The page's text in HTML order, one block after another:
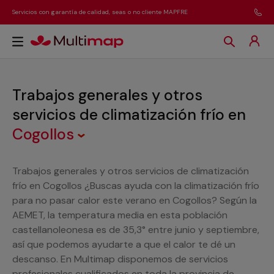
Servicios con garantía de calidad, seas o no cliente MAPFRE
Trabajos generales y otros
servicios de climatización frío en
Cogollos
Trabajos generales y otros servicios de climatización
frío en Cogollos ¿Buscas ayuda con la climatización frío
para no pasar calor este verano en Cogollos? Según la
AEMET, la temperatura media en esta población
castellanoleonesa es de 35,3° entre junio y septiembre,
así que podemos ayudarte a que el calor te dé un
descanso. En Multimap disponemos de servicios